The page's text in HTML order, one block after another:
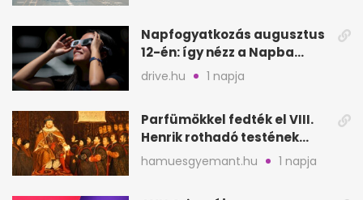
Napfogyatkozás augusztus
12-én: így nézz a Napba
biztonságosan
drive.hu 1 napja
Parfümökkel fedték el VIII.
Henrik rothadó testének
szagát
hamuesgyemant.hu 1 napja